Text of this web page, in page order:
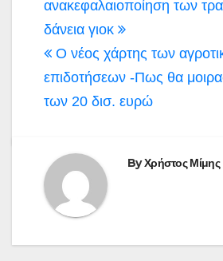
άρθρων
ανακεφαλαιοποίηση των
δάνεια γιοκ
Ο νέος χάρτης των
επιδοτήσεων -Πως θα
των 20 δισ. ευρώ
ByΧρήστος Μίμης